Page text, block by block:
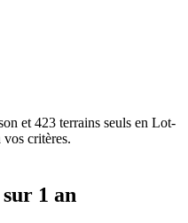
et 423 terrains seuls en Lot-
critères.
1 an